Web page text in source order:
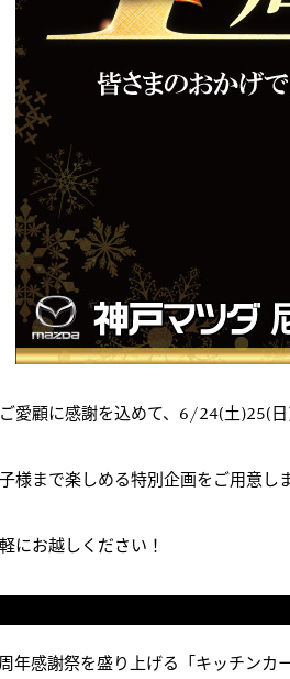
愛顧に感謝を込めて、6/24(土)25(日
様まで楽しめる特別企画をご用意し
にお越しください！
年感謝祭を盛り上げる「キッチンカ